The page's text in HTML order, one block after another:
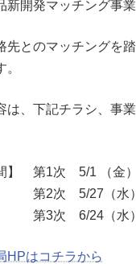
新開発マッチング事
先とのマッチングを
は、下記チラシ、事
】 第1次 5/1 （金）
5/27（水）～
6/24（水）～
HPはコチラから